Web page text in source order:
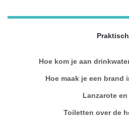
Praktisch
Hoe kom je aan
Hoe maak je een brand
Lanzarote
Toiletten over de